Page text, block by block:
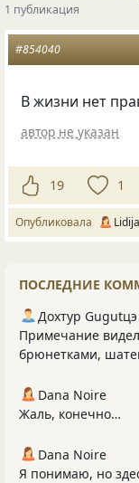
1 публикация
#854040
В жизни нет
автор не указан
19 1
Опубликовала
ПОСЛЕДНИЕ
Дохтур
Примечание
брюнетками,
Dana Noire
Жаль, конечно…
Dana Noire
Я понимаю, но